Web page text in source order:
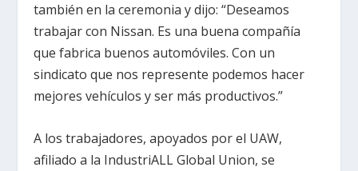
también en la ceremonia y dijo: “Deseamos
trabajar con Nissan. Es una buena compañía
que fabrica buenos automóviles. Con un
sindicato que nos represente podemos hacer
mejores vehículos y ser más productivos.”
A los trabajadores, apoyados por el UAW,
afiliado a la IndustriALL Global Union, se